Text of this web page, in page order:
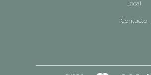
Local
Contacto